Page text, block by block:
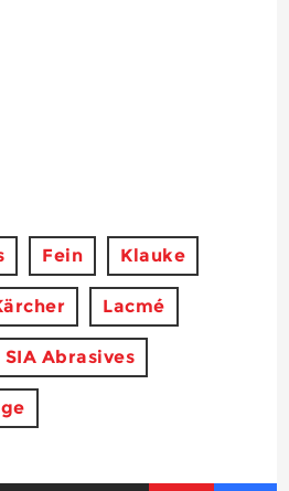
Fein Klauke
Lacmé
SIA Abrasives